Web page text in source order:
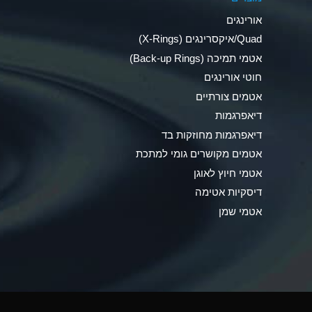
Ammonia Gas (hot)
Ammonium Carbonate (Aqueous)
Ammonium Chloride (Aqueous)
Ammonium Hydroxide (conc.)
Ammonium Nitrate (Aqueous)
Ammonium Nitrite (Aqueous)
Ammonium Sulfate (Aqueous)
אורינגים
Quad/איקסרינגים (X-Rings)
אטמי תמיכה (Back-up Rings)
חוטי אורינגים
אטמים צורתיים
דיאפרגמות
דיאפרגמות מחוזקות בד
אטמים מקושרים גומי למתכת
אטמי חיוץ לאוגן
דיסקיות אטימה
אטמי שמן